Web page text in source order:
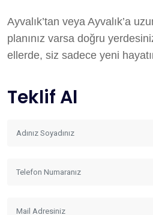
Ayvalık’tan veya Ayvalık’a
planınız varsa doğru
ellerde, siz sadece yeni
Teklif Al